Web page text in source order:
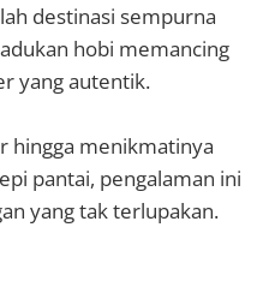
destinasi sempurna
hobi memancing
yang autentik.
hingga menikmatinya
pantai, pengalaman ini
yang tak terlupakan.